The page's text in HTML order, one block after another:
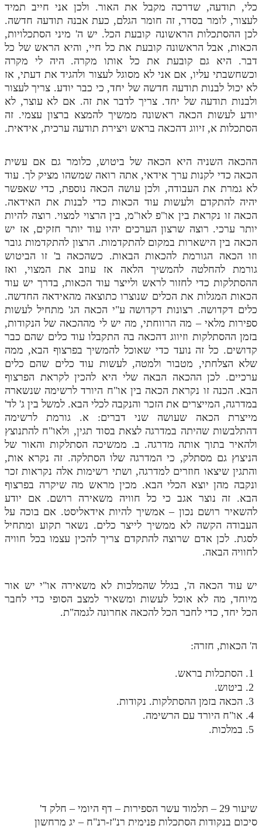
כלי, תודעה, שדרכה מקבל את האור. ולכן אני חייב תמיד
לעצור, לומר בסדר, זה חומר הגלם, כעת אבנה תודעה חדשה.
לכן ההסתכלות הראשונה קובעת הכל. יש ה' מיני הסתכלויות,
הכאות, אבל הראשונה קובעת את כל חיי, והיא הראש של כל
דבר. היא גם קובעת את כל אותו מקרה. היה לי מקרה
וכשחשבתי עליו, אם אני לא מסוגל לעצור ולהגיד את דעתי, אז
לא יכול לבנות תודעה חדשה של יחד, כי כבר יודע. צריך לעצור
ולבנות תודעה של יחד. צריך לדבר את זה. אם לא עוצר, לא
יודע לעשות הכאה ראשונה ממשיך להמצא ברצון עצמי. זה
הסתכלות א, זיווג דהכאה בראש ויצירת תודעה ערכית, אידאית.
ההכאה השניה היא הכאה של ביטוש, כלומר גם אם עשית
הכאה כדי לקנות ערך אידאי, אתה רואה שמשהו מציק לך. עוד
לא גמרת את העבודה, ולכן עושה הכאה נוספת, כדי שאפשר
יהיה להתקדם ולעשות עוד הכאות כדי לבנות את האידאה.
הכאה זו נקראת בין או"פ לאו"מ, בין הרצוי למצוי. רוצה להיות
יותר ערכי. רוצה שרצון הערכים יהיו עוד יותר חזקים, אז יש
הכאה בין הישארות במקום להתקדמות. הרצון להתקדמות גובר
וזו הכאה הגורמת להכאות הבאות. כשהכאה ב' זו הביטוש
גורמת להחלטה להמשיך הלאה אז עוזב את המצוי, ואז
ההסתלקות כדי לחזור לראש ולייצר עוד הכאות, בדרך יש עוד
הכאות המגלות את הכלים שנוצרו כתוצאה מהאידאה החדשה.
כלים דקדושה. רצונות דקדושה ע"י הכאה הג' מתחיל לעשות
ספירות מלאי – מה הרווחתי, מה יש לי מההכאה של הנקודות,
בזמן ההסתלקות וזיווג דהכאה בה התקבלו עוד כלים שהם כבר
קדושים. כל זה נועד כדי שאוכל להמשיך בפרצוף הבא, ממה
שלא הצלחתי, מטבור ולמטה, לעשות עוד כלים שהם כלים
ערכיים. לכן ההכאה הבאה שלי היא להכין לקראת הפרצוף
הבא. הכנה זו נקראת הכאה בין או"ח היורד לרשימה שנשארה
במדרגה, המייצרים את הזכר והנקבה לכלי הבא. למשל בין ג' לד'
מייצרת הכאה שעושה שני דברים: א. גורמת לרשימה
דהתלבשות שהיתה במדרגה לצאת בסוד תגין, ולאו"ח להתנוצץ
ולהאיר בתוך אותה מדרגה. ב. ממשיכה הסתלקות והאור של
הניצוץ גם מסתלק, כי המדרגה שלו הסתלקה. זה נקרא אות,
והתגין שיצאו חוזרים למדרגה, ושתי רשימות אלה נקראות זכר
ונקבה מהן יוצא הכלי הבא. מכין מראש מה שיקרה בפרצוף
הבא. זה נוצר אגב כי כל חוויה משאירה רושם. אם יודע
להשאיר רושם נכון – אמשיך להיות אידאליסט. אם בוכה על
העבודה הקשה לא ממשיך לייצר כלים. נשאר תקוע ומתחיל
לסגת. לכן אדם שרוצה להתקדם צריך להכין עצמו בכל חוויה
לחוויה הבאה.
יש עוד הכאה ה', בגלל שהמלכות לא משאירה או"י יש אור
מיוחד, מה לא אוכל לעשות ומשאיר למצב הסופי כדי לחבר
הכל יחד, כדי לחבר הכל להכאה אחרונה לגמה"ת.
ה' הכאות, חזרה:
הסתכלות בראש.
ביטוש.
הכאה בזמן ההסתלקות. נקודות.
או"ח היורד עם הרשימה.
במלכות.
שיעור 29 – תלמוד עשר הספירות – דף היומי – חלק ד'
סיכום בנקודות הסתכלות פנימית רנ"ז-רנ"ח – יג מרחשון